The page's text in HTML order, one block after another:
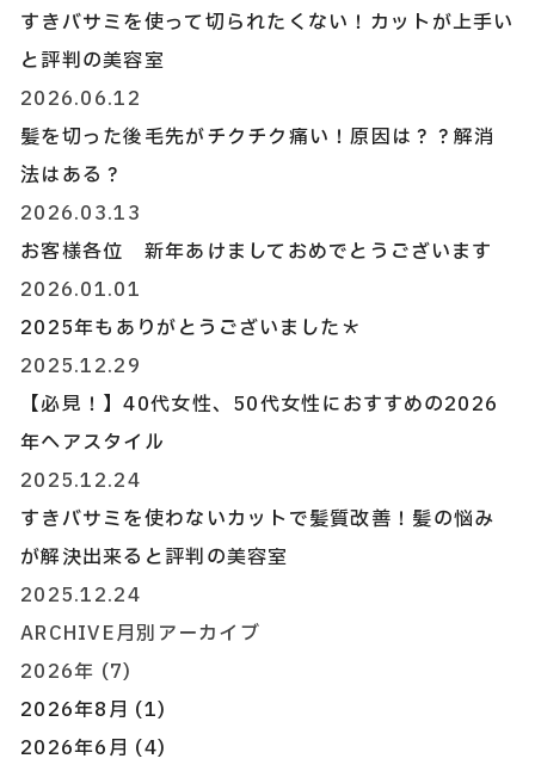
すきバサミを使って切られたくない！カットが上手い
と評判の美容室
2026.06.12
髪を切った後毛先がチクチク痛い！原因は？？解消
法はある？
2026.03.13
お客様各位 新年あけましておめでとうございます
2026.01.01
2025年もありがとうございました＊
2025.12.29
【必見！】40代女性、50代女性におすすめの2026
年ヘアスタイル
2025.12.24
すきバサミを使わないカットで髪質改善！髪の悩み
が解決出来ると評判の美容室
2025.12.24
ARCHIVE月別アーカイブ
2026年 (7)
2026年8月 (1)
2026年6月 (4)